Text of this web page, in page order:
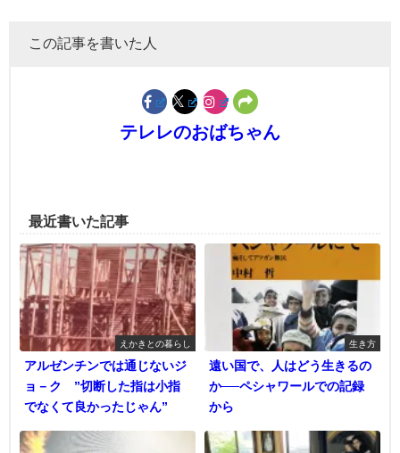
この記事を書いた人
テレレのおばちゃん
最近書いた記事
えかきとの暮らし
アルゼンチンでは通じないジ
ョ－ク ”切断した指は小指
でなくて良かったじゃん”
生き方
遠い国で、人はどう生きるの
か──ペシャワールでの記録
から